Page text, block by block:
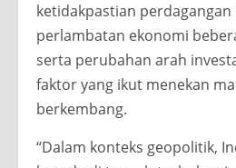
ketidakpastian
perlambatan ekonomi
serta perubahan arah
faktor yang ikut menekan
berkembang.
“Dalam konteks geopolitik,